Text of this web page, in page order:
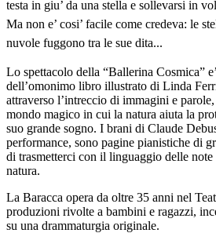
testa in giu’ da una stella e sollevarsi in
Ma non e’ cosi’ facile come credeva: le
nuvole fuggono tra le sue dita...
Lo spettacolo della “Ballerina Cosmica”
dell’omonimo libro illustrato di Linda
attraverso l’intreccio di immagini e
mondo magico in cui la natura aiuta la
suo grande sogno. I brani di Claude
performance, sono pagine pianistiche di
di trasmetterci con il linguaggio delle
natura.
La Baracca opera da oltre 35 anni nel
produzioni rivolte a bambini e ragazzi,
su una drammaturgia originale.